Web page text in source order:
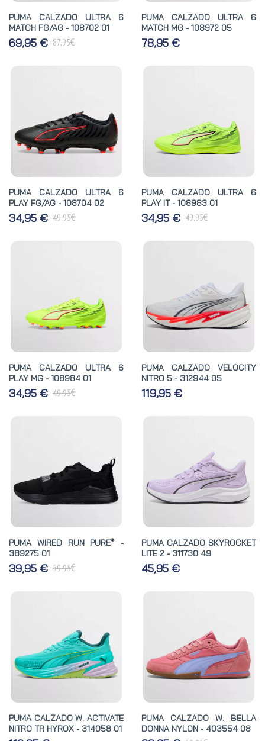
PUMA CALZADO ULTRA 6
MATCH FG/AG - 108702 01
69,95 € 87,95€
PUMA CALZADO ULTRA 6
MATCH MG - 108972 05
78,95 €
PUMA CALZADO ULTRA 6
PLAY FG/AG - 108704 02
34,95 € 49,95€
PUMA CALZADO ULTRA 6
PLAY IT - 108983 01
34,95 € 49,95€
PUMA CALZADO ULTRA 6
PLAY MG - 108984 01
34,95 € 49,95€
PUMA CALZADO VELOCITY
NITRO 5 - 312944 05
119,95 €
PUMA WIRED RUN PURE* -
389275 01
39,95 € 59,95€
PUMA CALZADO SKYROCKET
LITE 2 - 311730 49
45,95 €
PUMA CALZADO W. ACTIVATE
NITRO TR HYROX - 314058 01
PUMA CALZADO W. BELLA
DONNA NYLON - 403554 08